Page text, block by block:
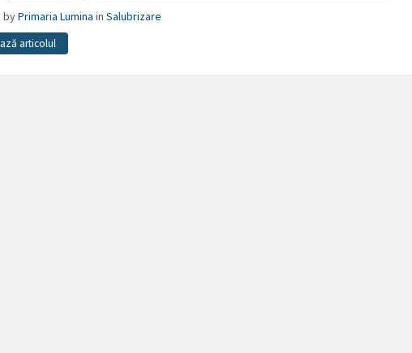
byPrimaria Lumina inSalubrizare
articolul